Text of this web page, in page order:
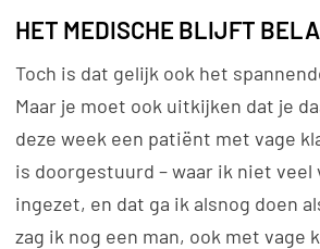
HET MEDISCHE BLIJFT
Toch is dat gelijk ook het
Maar je moet ook uitkijken dat je
deze week een patiënt met vage
is doorgestuurd – waar ik niet
ingezet, en dat ga ik alsnog doen
zag ik nog een man, ook met